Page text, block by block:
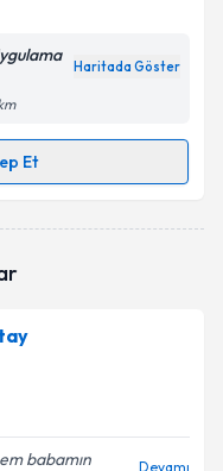
Haritada Göster
Et
almanız için bir
ilişkinAydınlatma
babamın
Devamı